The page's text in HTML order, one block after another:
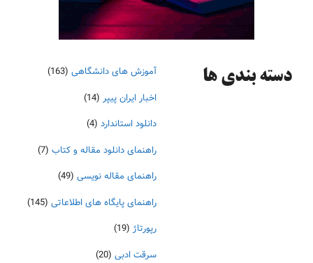
دسته‌ بندی ها آموزش های دانشگاهی (163)
اخبار ایران پیپر (14)
دانلود استاندارد (4)
راهنمای دانلود مقاله و کتاب (7)
راهنمای مقاله نویسی (49)
راهنمای پایگاه های اطلاعاتی (145)
رپورتاژ (19)
سرقت ادبی (20)